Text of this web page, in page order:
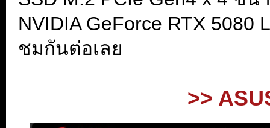
NVIDIA GeForce RTX
ชมกันต่อเลย
>>